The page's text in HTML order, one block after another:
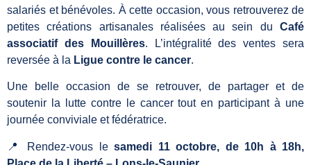
salariés et bénévoles. À cette occasion, vous retrouverez de
petites créations artisanales réalisées au sein du Café
associatif des Mouillères. L’intégralité des ventes sera
reversée à la Ligue contre le cancer.
Une belle occasion de se retrouver, de partager et de
soutenir la lutte contre le cancer tout en participant à une
journée conviviale et fédératrice.
📍 Rendez-vous le samedi 11 octobre, de 10h à 18h,